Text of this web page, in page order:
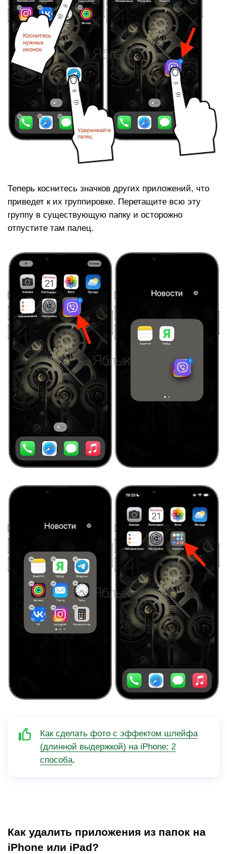
Теперь коснитесь значков других приложений, что
приведет к их группировке. Перетащите всю эту
группу в существующую папку и осторожно
отпустите там палец.
Как сделать фото с эффектом шлейфа
(длинной выдержкой) на iPhone: 2
способа.
Как удалить приложения из папок на
iPhone или iPad?